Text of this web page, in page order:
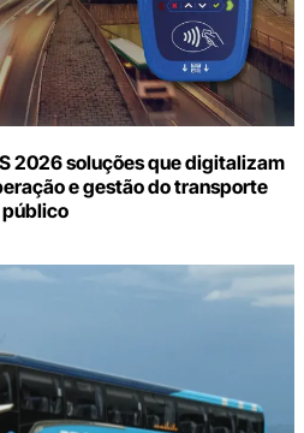
2026 soluções que digitalizam
e gestão do transporte
público